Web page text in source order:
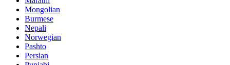
Mongolian
Burmese
Nepali
Norwegian
Pashto
Persian